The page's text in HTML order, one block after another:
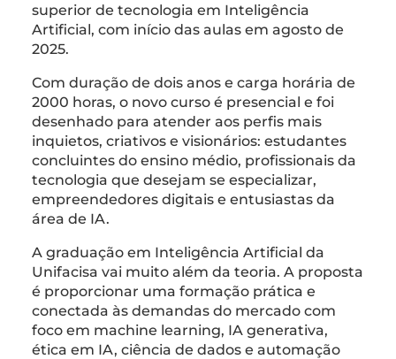
superior de tecnologia em Inteligência
Artificial, com início das aulas em agosto de
2025.
Com duração de dois anos e carga horária de
2000 horas, o novo curso é presencial e foi
desenhado para atender aos perfis mais
inquietos, criativos e visionários: estudantes
concluintes do ensino médio, profissionais da
tecnologia que desejam se especializar,
empreendedores digitais e entusiastas da
área de IA.
A graduação em Inteligência Artificial da
Unifacisa vai muito além da teoria. A proposta
é proporcionar uma formação prática e
conectada às demandas do mercado com
foco em machine learning, IA generativa,
ética em IA, ciência de dados e automação